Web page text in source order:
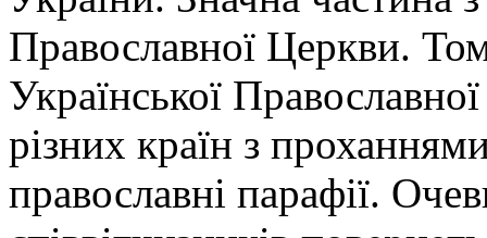
Православної Церкви.
Української
різних країн з
православні парафії.